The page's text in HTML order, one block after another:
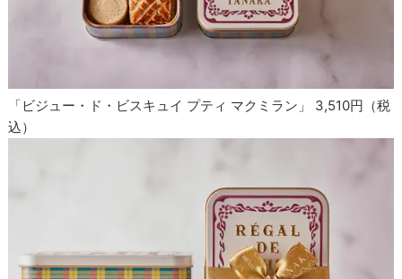
「ビジュー・ド・ビスキュイ プティ マクミラン」 3,510円（税
込）